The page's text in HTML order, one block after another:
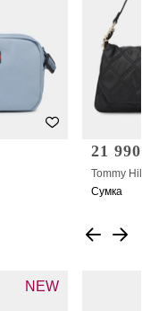
21
Tommy
Сумка
NEW